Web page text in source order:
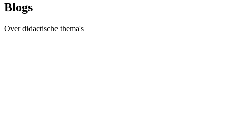
Blogs
Over didactische thema's